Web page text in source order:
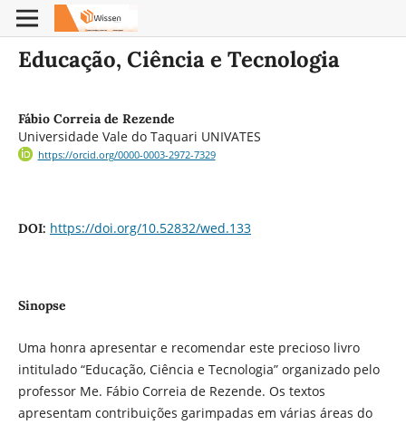
Educação, Ciência e Tecnologia
Fábio Correia de Rezende
Universidade Vale do Taquari UNIVATES
https://orcid.org/0000-0003-2972-7329
DOI: https://doi.org/10.52832/wed.133
Sinopse
Uma honra apresentar e recomendar este precioso livro
intitulado “Educação, Ciência e Tecnologia” organizado pelo
professor Me. Fábio Correia de Rezende. Os textos
apresentam contribuições garimpadas em várias áreas do